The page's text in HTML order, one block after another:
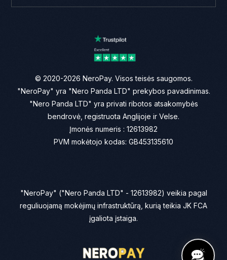
© 2020-2026 NeroPay. Visos teisės saugomos.
"NeroPay" yra "Nero Panda LTD" prekybos pavadinimas.
"Nero Panda LTD" yra privati ribotos atsakomybės
bendrovė, registruota Anglijoje ir Velse.
Įmonės numeris : 12613982
PVM mokėtojo kodas: GB453135610
"NeroPay" ("Nero Panda LTD" - 12613982) veikia pagal
reguliuojamą mokėjimų infrastruktūrą, kurią teikia JK FCA
įgaliota įstaiga.